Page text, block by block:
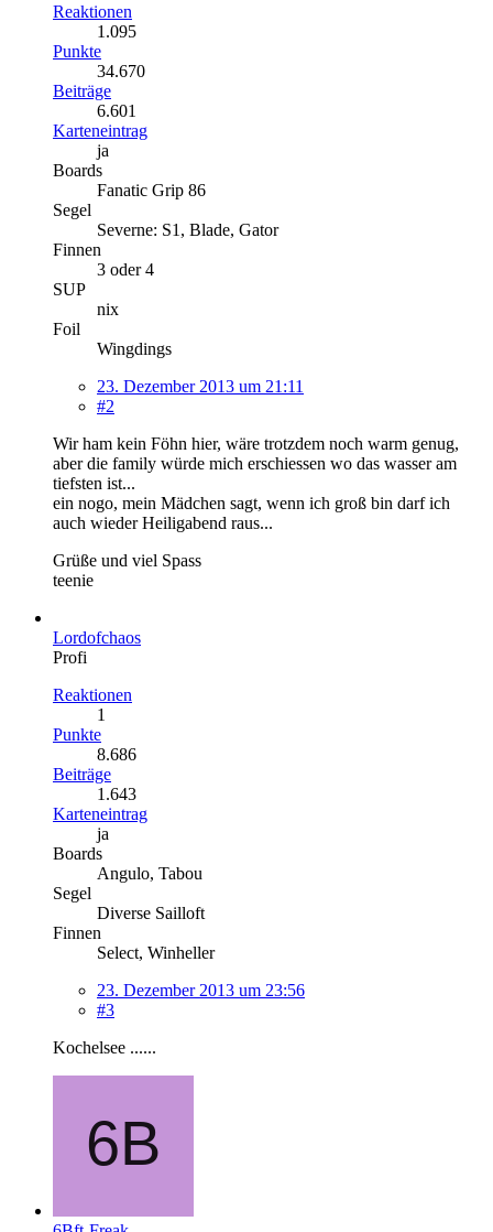
Reaktionen
1.095
Punkte
34.670
Beiträge
6.601
Karteneintrag
ja
Boards
Fanatic Grip 86
Segel
Severne: S1, Blade, Gator
Finnen
3 oder 4
SUP
nix
Foil
Wingdings
23. Dezember 2013 um 21:11
#2
Wir ham kein Föhn hier, wäre trotzdem noch warm genug,
aber die family würde mich erschiessen wo das wasser am
tiefsten ist...
ein nogo, mein Mädchen sagt, wenn ich groß bin darf ich
auch wieder Heiligabend raus...
Grüße und viel Spass
teenie
Lordofchaos
Profi
Reaktionen
1
Punkte
8.686
Beiträge
1.643
Karteneintrag
ja
Boards
Angulo, Tabou
Segel
Diverse Sailloft
Finnen
Select, Winheller
23. Dezember 2013 um 23:56
#3
Kochelsee ......